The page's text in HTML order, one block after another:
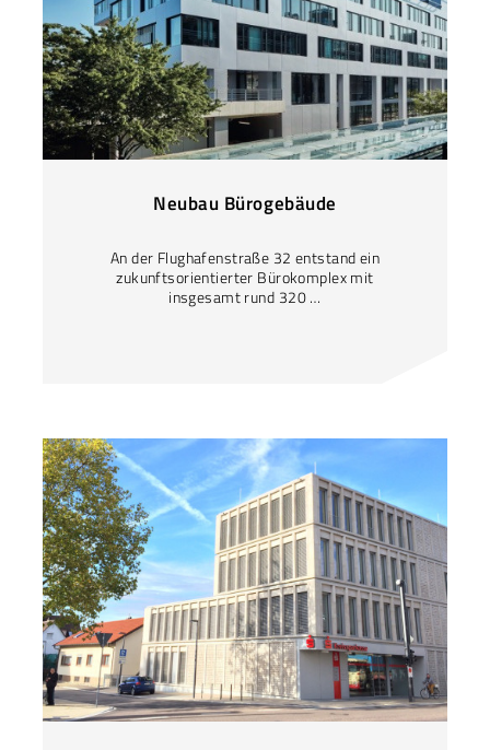
Neubau Bürogebäude
An der Flughafenstraße 32 entstand ein
zukunftsorientierter Bürokomplex mit
insgesamt rund 320 …